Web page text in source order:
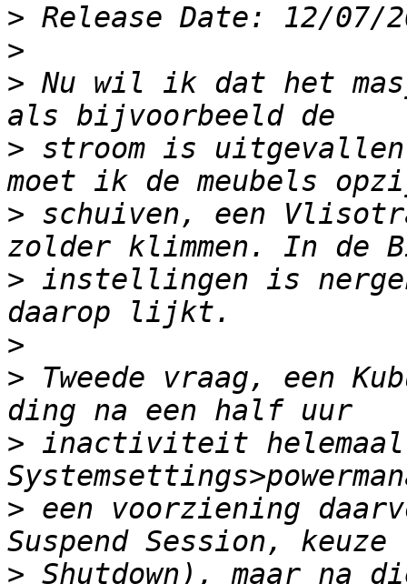
>
>
> Nu wil ik dat het
> stroom is uitgevallen
> schuiven, een
> instellingen is
>
> Tweede vraag, een
> inactiviteit
> een voorziening
> Shutdown), maar na